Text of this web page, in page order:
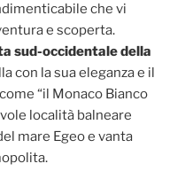
che vi
e scoperta.
sud-occidentale della
con la sua eleganza e il
“il Monaco Bianco
località balneare
mare Egeo e vanta